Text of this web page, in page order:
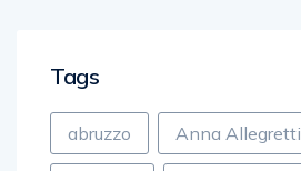
Tags
abruzzo Anna Allegretti